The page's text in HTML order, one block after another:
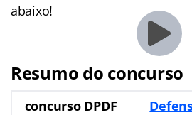
abaixo!
Resumo do concurso
concurso DPDF